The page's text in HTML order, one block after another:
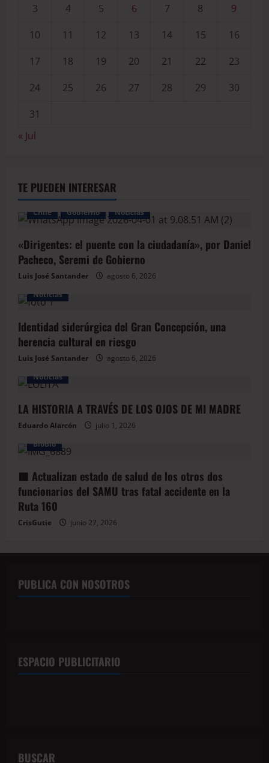
3
4 5 6 7 8
9
10
11 12 13 14 15
16
17
18 19 20 21 22
23
24
25 26 27 28 29
30
31
« Jul
TE PUEDEN INTERESAR
Chile Gobierno Noticias
«Dirigentes: el puente con la ciudadanía», por Daniel
Pacheco, Seremi de Gobierno
Luis José Santander
agosto 6, 2026
Noticias
Identidad siderúrgica del Gran Concepción, una
herencia cultural en riesgo
Luis José Santander
agosto 6, 2026
Noticias
LA HISTORIA A TRAVÉS DE LOS OJOS DE MI MADRE
Eduardo Alarcón
julio 1, 2026
BioBio
🟥 Actualizan estado de salud de los otros dos
funcionarios del SAMU tras fatal accidente en la
Ruta 160
CrisGutie junio 27, 2026
PUBLICA CON NOSOTROS
ESPACIO PUBLICITARIO
BUSCAR